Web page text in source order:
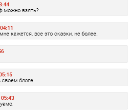
можно взять?
кажется, все это сказки, не более.
своем блоге